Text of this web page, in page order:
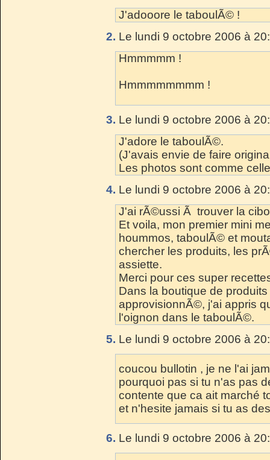
J'adooore le taboulÃ© !
2. Le lundi 9 octobre 2006 à
Hmmmmm !
Hmmmmmmmm !
3. Le lundi 9 octobre 2006 à
J'adore le taboulÃ©.
(J'avais envie de faire
Les photos sont comme
4. Le lundi 9 octobre 2006 à
J'ai rÃ©ussi Ã trouver la
Et voila, mon premier mini
hoummos, taboulÃ© et
chercher les produits, les
assiette.
Merci pour ces super
Dans la boutique de
approvisionnÃ©, j'ai appris
l'oignon dans le taboulÃ©.
5. Le lundi 9 octobre 2006 à
coucou bullotin , je ne l'ai
pourquoi pas si tu n'as pas
contente que ca ait marché
et n'hesite jamais si tu as
6. Le lundi 9 octobre 2006 à